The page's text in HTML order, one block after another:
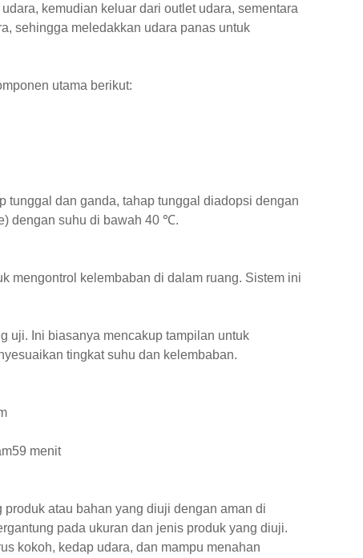
kemudian keluar dari outlet udara, sementara
sehingga meledakkan udara panas untuk
utama berikut:
tunggal dan ganda, tahap tunggal diadopsi dengan
dengan suhu di bawah 40 ℃.
mengontrol kelembaban di dalam ruang. Sistem ini
uji. Ini biasanya mencakup tampilan untuk
tingkat suhu dan kelembaban.
menit
atau bahan yang diuji dengan aman di
pada ukuran dan jenis produk yang diuji.
kokoh, kedap udara, dan mampu menahan